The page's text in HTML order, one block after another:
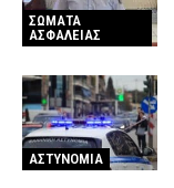
ΣΩΜΑΤΑ
ΑΣΦΑΛΕΙΑΣ
ΑΣΤΥΝΟΜΙΑ